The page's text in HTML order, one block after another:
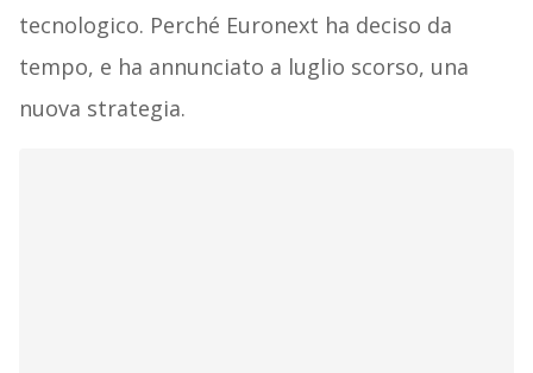
tecnologico. Perché Euronext ha deciso da
tempo, e ha annunciato a luglio scorso, una
nuova strategia.